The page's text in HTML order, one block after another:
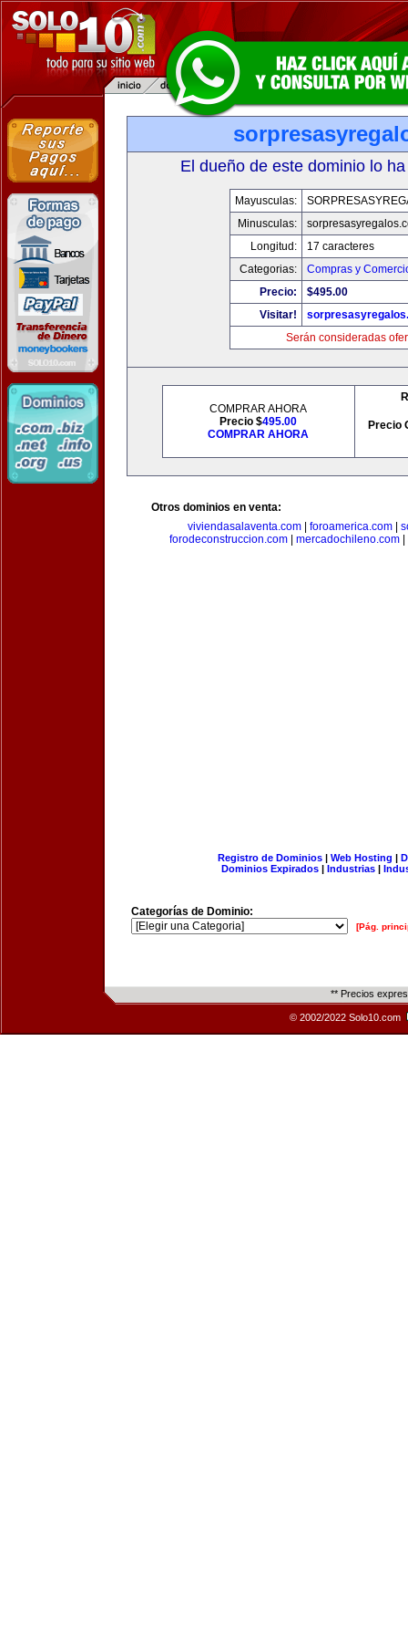
El dueño de este dominio lo
Mayusculas:
Minusculas:
Longitud:
17 caracteres
Categorias:
Compras y
Precio:
$495.00
Visitar!
Serán consideradas
COMPRAR AHORA
Precio $495.00
COMPRAR AHORA
Precio
Otros dominios en venta:
viviendasalaventa.com| foroamerica.com|
forodeconstruccion.com
mercadochileno.com
Registro de Dominios| Web Hosting |
Dominios Expirados | Industrias |
Categorías de Dominio:
[Pág.
** Precios
© 2002/2022 Solo10.com